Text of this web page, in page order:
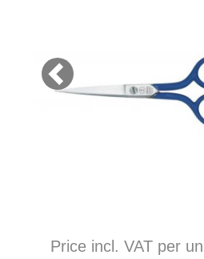
Price incl. VAT per